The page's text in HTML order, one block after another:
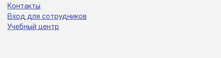
Контакты
Вход для сотрудников
Учебный центр